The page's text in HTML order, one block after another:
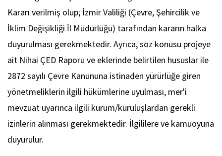
Kararı verilmiş olup; İzmir Valiliği (Çevre, Şehircilik ve
İklim Değişikliği İl Müdürlüğü) tarafından kararın halka
duyurulması gerekmektedir. Ayrıca, söz konusu projeye
ait Nihai ÇED Raporu ve eklerinde belirtilen hususlar ile
2872 sayılı Çevre Kanununa istinaden yürürlüğe giren
yönetmeliklerin ilgili hükümlerine uyulması, mer'i
mevzuat uyarınca ilgili kurum/kuruluşlardan gerekli
izinlerin alınması gerekmektedir. İlgililere ve kamuoyuna
duyurulur.